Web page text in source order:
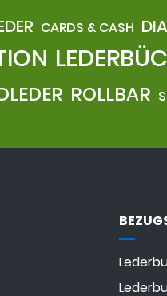
CARDS & CASH
ROLLBAR